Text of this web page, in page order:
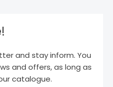
and stay inform. You
and offers, as long as
catalogue.